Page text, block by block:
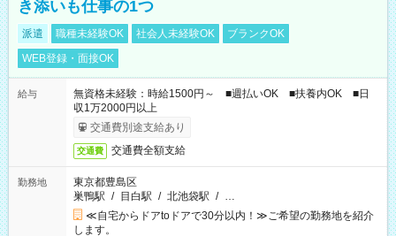
き添いも仕事の1つ
派遣 職種未経験OK 社会人未経験OK
ブランクOK
WEB登録・面接OK
給与
無資格未経験：時給1500円～ ■週払いOK ■扶養内OK ■日
収1万2000円以上
交通費別途支給あり
交通費 交通費全額支給
勤務地
東京都豊島区
巣鴨駅 / 目白駅 / 北池袋駅 / …
≪自宅からドアtoドアで30分以内！≫ご希望の勤務地を紹介
します。